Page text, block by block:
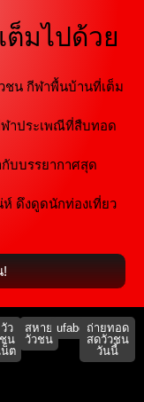
มไปด้วย
ชน กีฬาพื้นบ้านที่เต็ม
ฬาประเพณีที่สืบทอด
บบรรยากาศสุด
ดึงดูดนักท่องเที่ยว
วัว
ชน
น็ต
สหาย
วัวชน
ufabet911ถ่ายทอด
สดวัวชน
วันนี้